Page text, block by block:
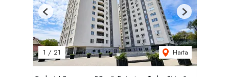
1 / 21 Harta
Previous Next